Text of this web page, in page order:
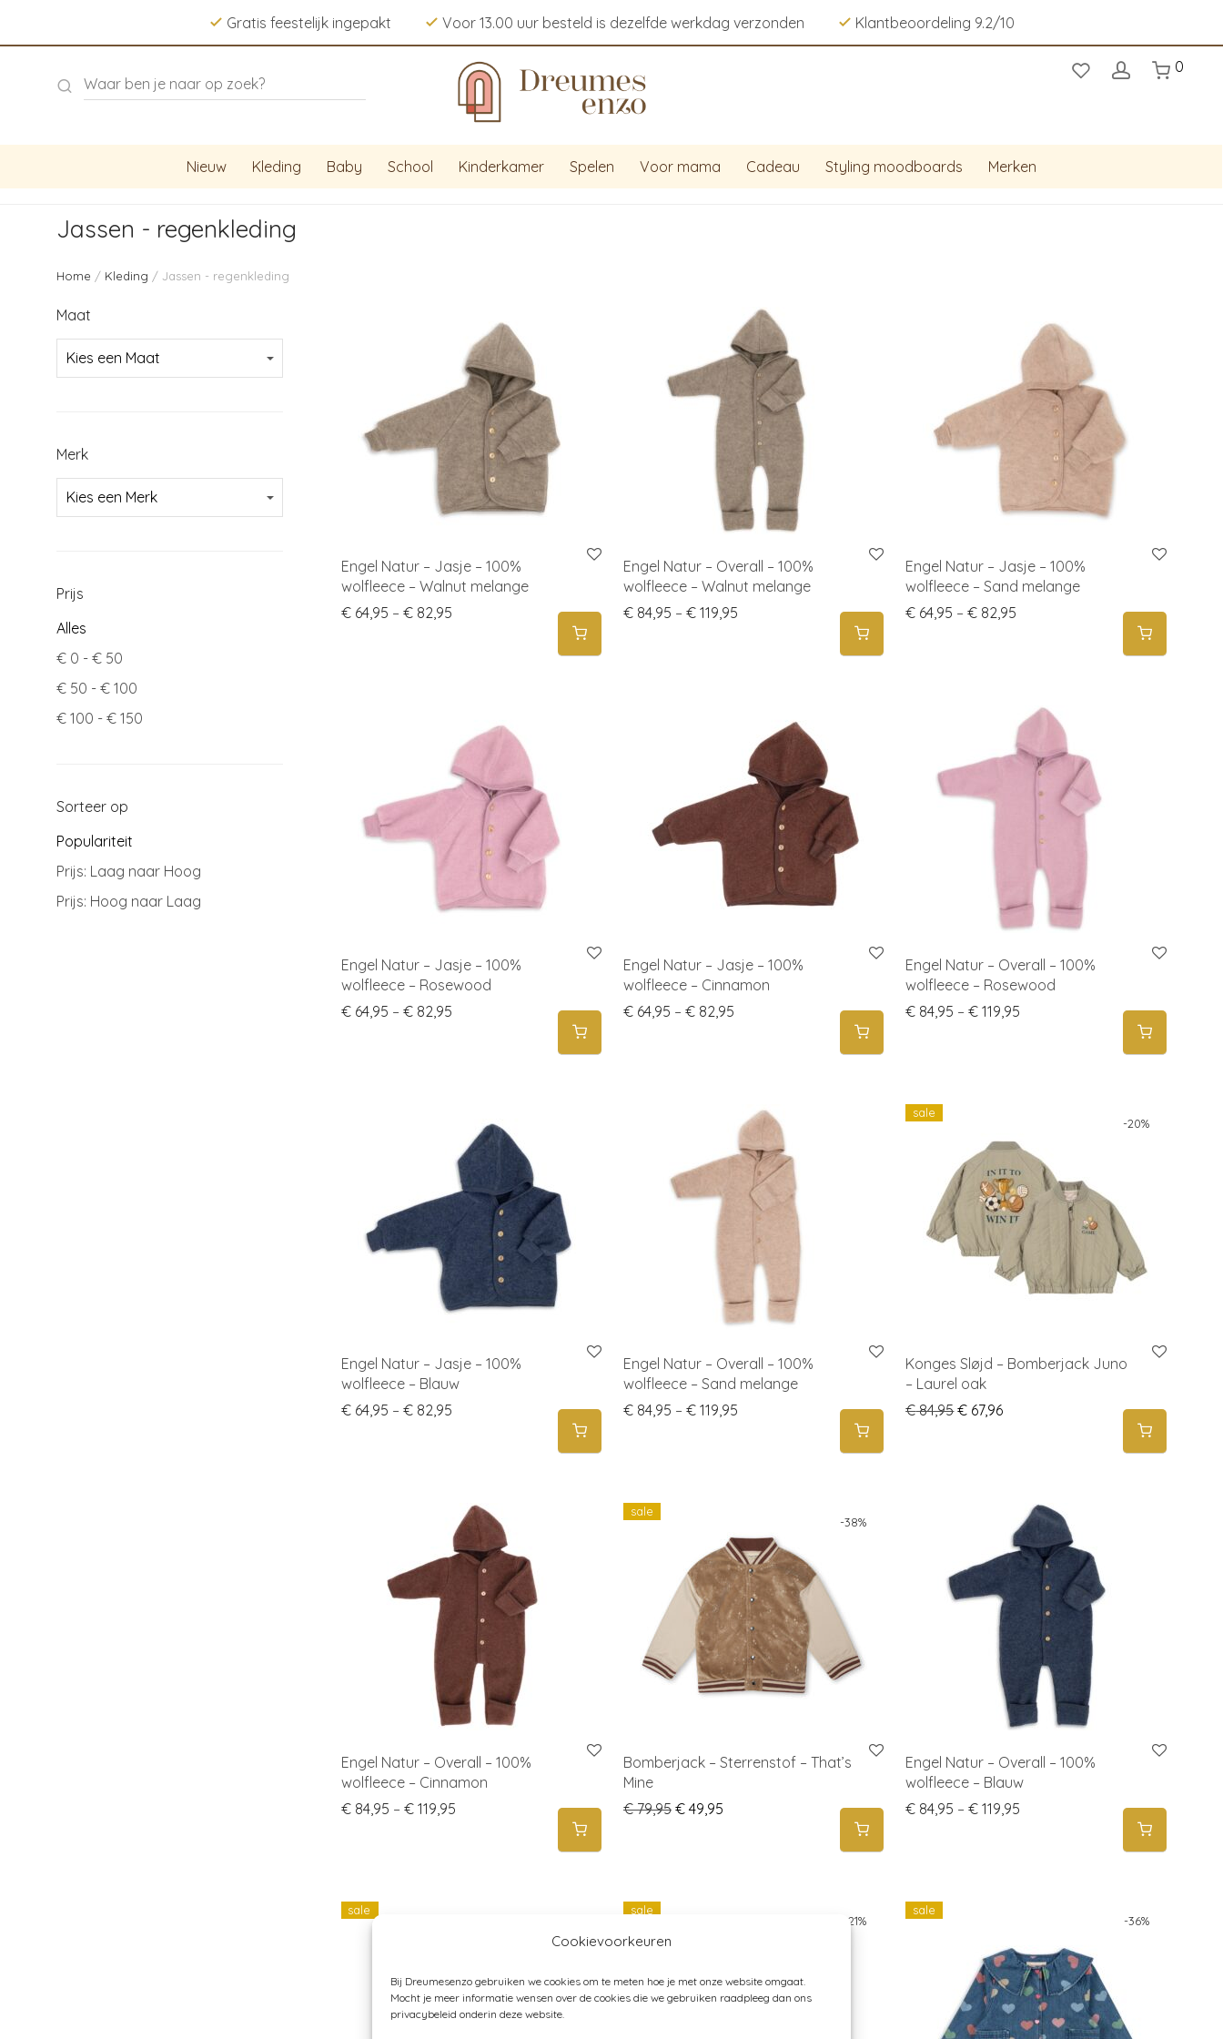
Cookievoorkeuren
Bij Dreumesenzo gebruiken we cookies om te meten hoe je met onze website omgaat.
Mocht je meer informatie wensen over de cookies die we gebruiken raadpleeg dan ons
privacybeleid onderin deze website.
Gratis feestelijk ingepakt Voor 13.00 uur besteld is dezelfde werkdag verzonden Klantbeoordeling 9.2/10
0
Nieuw Kleding Baby School Kinderkamer Spelen Voor mama Cadeau Styling moodboards Merken
Jassen - regenkleding
Home / Kleding / Jassen - regenkleding
Maat
Merk
Prijs
Alles
€ 0 - € 50
€ 50 - € 100
€ 100 - € 150
Sorteer op
Populariteit
Prijs: Laag naar Hoog
Prijs: Hoog naar Laag
Engel Natur – Jasje – 100%
wolfleece – Walnut melange
€64,95 – €82,95Price range: € 64,95 through € 82,95
Engel Natur – Overall – 100%
wolfleece – Walnut melange
€84,95 – €119,95Price range: € 84,95 through € 119,95
Engel Natur – Jasje – 100%
wolfleece – Sand melange
€ 64,95 – € 82,95 Price range: € 64,95 through €
Engel Natur – Jasje – 100%
wolfleece – Rosewood
€64,95 – €82,95Price range: € 64,95 through € 82,95
Engel Natur – Jasje – 100%
wolfleece – Cinnamon
€64,95 – €82,95Price range: € 64,95 through € 82,95
Engel Natur – Overall – 100%
wolfleece – Rosewood
€ 84,95 – € 119,95 Price range: € 84,95 through €
Engel Natur – Jasje – 100%
wolfleece – Blauw
€64,95 – €82,95Price range: € 64,95 through € 82,95
Engel Natur – Overall – 100%
wolfleece – Sand melange
€84,95 – €119,95Price range: € 84,95 through € 119,95
-20%
sale
Konges Sløjd – Bomberjack Juno
– Laurel oak
€84,95Original price was: € 84,95.
€ 67,96Current price is: € 67,96.
Engel Natur – Overall – 100%
wolfleece – Cinnamon
€84,95 – €119,95Price range: € 84,95 through € 119,95
-38%
sale
Bomberjack – Sterrenstof – That’s
Mine
€79,95 Original price was: € 79,95.
€49,95Current price is: € 49,95.
Engel Natur – Overall – 100%
wolfleece – Blauw
€ 84,95 – € 119,95 Price range: € 84,95 through €
sale
-21%
sale
-36%
sale